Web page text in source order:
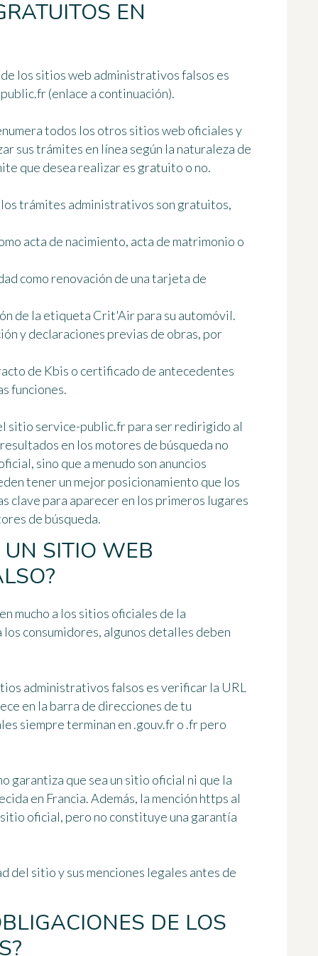
EN
los sitios web administrativos falsos es
(enlace a continuación).
todos los otros sitios web oficiales y
sus trámites en línea según la naturaleza de
que desea realizar es gratuito o no.
los trámites administrativos son gratuitos,
acta de nacimiento, acta de matrimonio o
como renovación de una tarjeta de
de la etiqueta Crit'Air para su automóvil.
y declaraciones previas de obras, por
de Kbis o certificado de antecedentes
funciones.
sitio service-public.fr para ser redirigido al
en los motores de búsqueda no
, sino que a menudo son anuncios
tener un mejor posicionamiento que los
clave para aparecer en los primeros lugares
de búsqueda.
UN SITIO WEB
mucho a los sitios oficiales de la
consumidores, algunos detalles deben
administrativos falsos esverificar la URL
en la barra de direcciones de tu
siempre terminan en .gouv.fr o .fr pero
garantiza que sea un sitio oficial ni que la
en Francia. Además, la mención https al
oficial, pero no constituye una garantía
del sitio y sus menciones legales antes de
DE LOS